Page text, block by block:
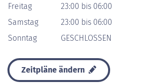
Freitag
23:00 bis 06:00
Samstag
23:00 bis 06:00
Sonntag
GESCHLOSSEN
Zeitpläne ändern